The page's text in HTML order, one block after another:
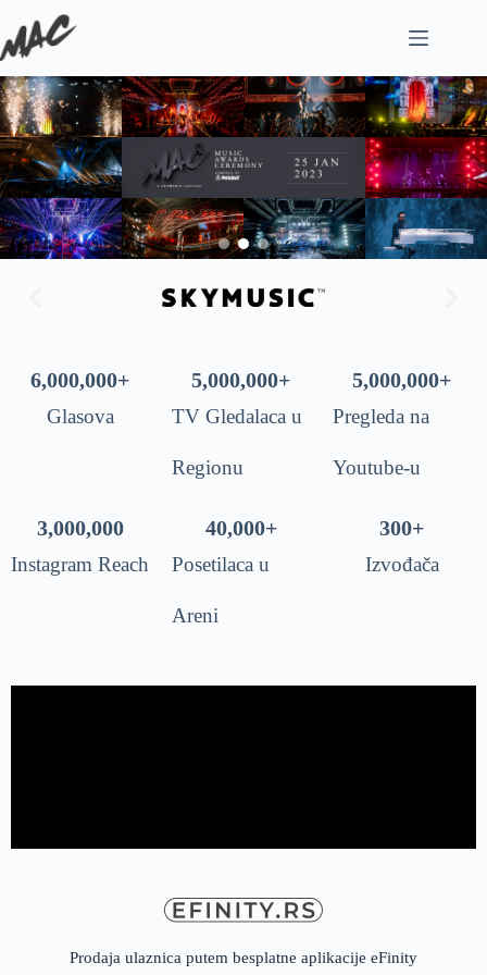
Glasova
6,000,000+
TV Gledalaca u
Regionu
5,000,000+
Pregleda na
Youtube-u
5,000,000+
Instagram Reach
3,000,000
Posetilaca u
Areni
40,000+
Izvođača
300+
Prodaja ulaznica putem besplatne aplikacije eFinity